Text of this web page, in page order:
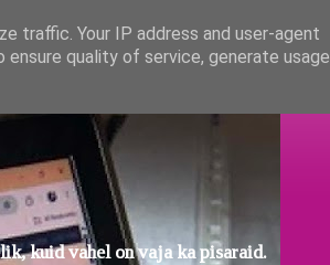
kuid vahel on vaja ka pisaraid.
traffic. Your IP address and user-agent
quality of service, generate usage